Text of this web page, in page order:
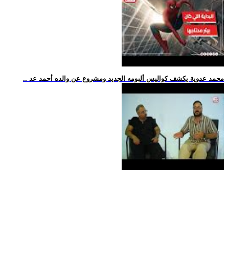
.. محمد عدوية يكشف كواليس ألبومه الجديد ومشروع عن والده أحمد عد